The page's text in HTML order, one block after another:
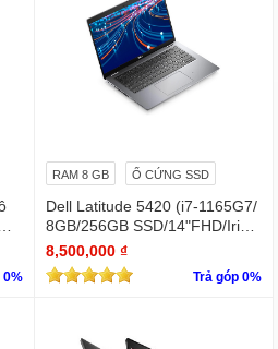
0%
RAM 8 GB Ổ CỨNG SSD
Dell Latitude 5420 (i7-1165G7/
8GB/256GB SSD/14"FHD/Iris X
e Graphics/Win11Pro)
8,500,000 ₫
Trả góp 0%